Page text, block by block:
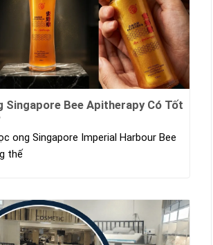
Singapore Bee Apitherapy Có Tốt
ong Singapore Imperial Harbour Bee
thế